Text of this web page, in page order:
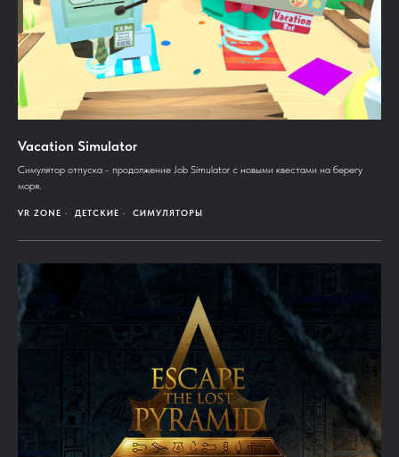
Vacation Simulator
Симулятор отпуска - продолжение Job Simulator с новыми квестами на берегу
моря.
VR ZONE ДЕТСКИЕ СИМУЛЯТОРЫ